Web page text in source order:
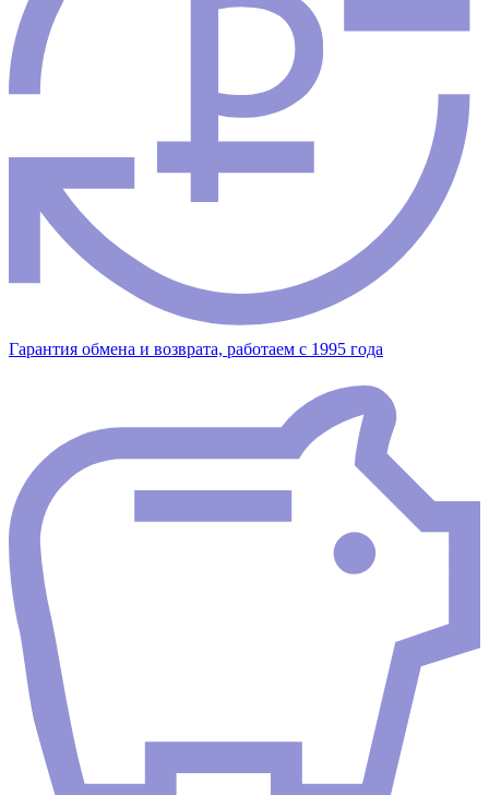
Гарантия обмена и возврата, работаем с 1995 года